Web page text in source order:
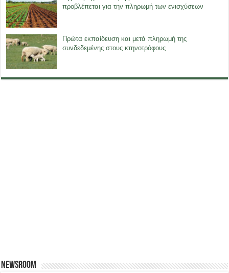
προβλέπεται για την πληρωμή των ενισχύσεων
Πρώτα εκπαίδευση και μετά πληρωμή της
συνδεδεμένης στους κτηνοτρόφους
Newsroom